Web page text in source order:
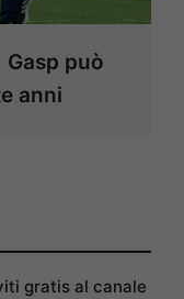
può
anni
gratis al canale